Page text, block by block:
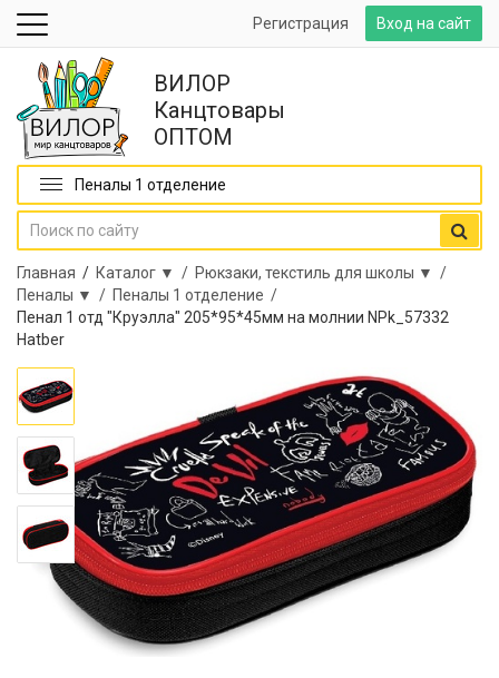
Вход на сайт
Регистрация
ВИЛОР
Канцтовары
ОПТОМ
Пеналы 1 отделение
Главная / Каталог ▼ / Рюкзаки, текстиль для школы ▼ /
Пеналы ▼ / Пеналы 1 отделение /
Пенал 1 отд "Круэлла" 205*95*45мм на молнии NPk_57332
Hatber